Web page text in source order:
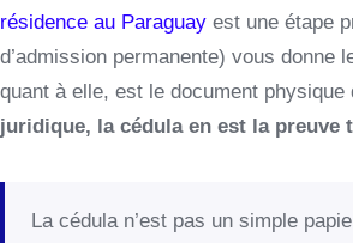
résidence au Paraguay est une étape
d’admission permanente) vous
quant à elle, est le document
juridique, la cédula en est la preuve
La cédula n’est pas un simple